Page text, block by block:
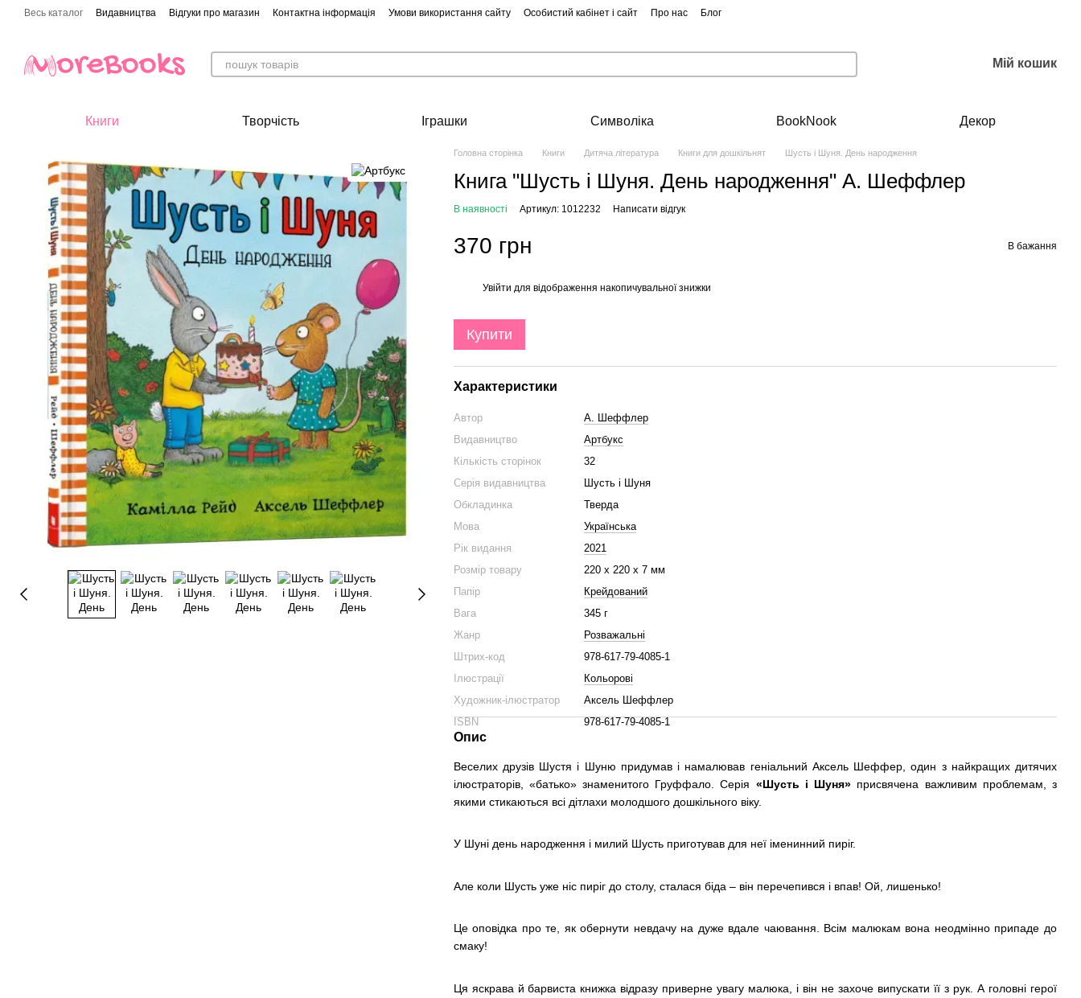
Перейти до основного контенту
Весь каталог Видавництва Відгуки про магазин Контактна інформація Умови використання сайту Особистий кабінет і сайт Про нас Блог
Мій кошик
Книги Творчість Іграшки Символіка BookNook Декор
Головна сторінка Книги Дитяча література Книги для дошкільнят Шусть і Шуня. День народження
Книга "Шусть і Шуня. День народження" А. Шеффлер
В наявності Артикул: 1012232 Написати відгук
370 грн В бажання
Увійти для відображення накопичувальної знижки
Купити
Характеристики
Автор
А. Шеффлер
Видавництво
Артбукс
Кількість сторінок
32
Серія видавництва
Шусть і Шуня
Обкладинка
Тверда
Мова
Українська
Рік видання
2021
Розмір товару
220 х 220 х 7 мм
Папір
Крейдований
Вага
345 г
Жанр
Розважальні
Штрих-код
978-617-79-4085-1
Ілюстрації
Кольорові
Художник-ілюстратор
Аксель Шеффлер
ISBN
978-617-79-4085-1
Опис
Веселих друзів Шустя і Шуню придумав і намалював геніальний Аксель Шеффер, один з найкращих дитячих
ілюстраторів, «батько» знаменитого Груффало. Серія «Шусть і Шуня» присвячена важливим проблемам, з
якими стикаються всі дітлахи молодшого дошкільного віку.
У Шуні день народження і милий Шусть приготував для неї іменинний пиріг.
Але коли Шусть уже ніс пиріг до столу, сталася біда – він перечепився і впав! Ой, лишенько!
Це оповідка про те, як обернути невдачу на дуже вдале чаювання. Всім малюкам вона неодмінно припаде до
смаку!
Ця яскрава й барвиста книжка відразу приверне увагу малюка, і він не захоче випускати її з рук. А головні герої